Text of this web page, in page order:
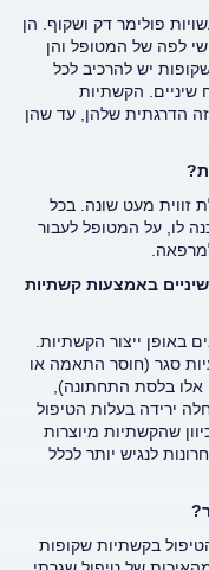
פולימר דק ושקוף. הן
לפה של המטופל והן
יש להרכיב לכל
שיניים. הקשתיות
הדרגתית שלהן, עד שהן
מעט שונה. בכל
לו, על המטופל לעבור
שיניים באמצעות קשתיות
באופן ייצור הקשתיות.
סגר (חוסר התאמה או
אלו בלסת התחתונה),
ירידה בעלות הטיפול
שהקשתיות מיוצרות
לנגיש יותר לכלל
בקשתיות שקופות